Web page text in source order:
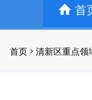
首
首页 > 清新区重点领